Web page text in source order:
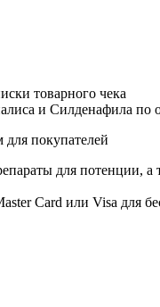
товарного чека
и Силденафила по
покупателей
для потенции, а
Card или Visa для